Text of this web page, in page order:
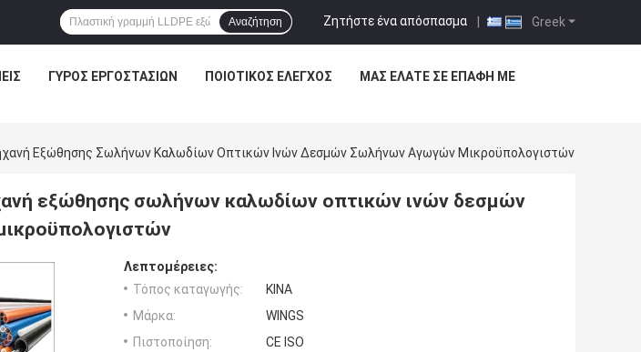
Greek
Ζητήστε ένα απόσπασμα |
Αναζήτηση
ΓΎΡΟΣ ΕΡΓΟΣΤΑΣΊΩΝ ΠΟΙΟΤΙΚΌΣ ΈΛΕΓΧΟΣ ΜΑΣ ΕΛΆΤΕ ΣΕ ΕΠΑΦΉ ΜΕ
Εξώθησης Σωλήνων Καλωδίων Οπτικών Ινών Δεσμών Σωλήνων Αγωγών Μικροϋπολογιστών
εξώθησης σωλήνων καλωδίων οπτικών ινών δεσμών
Λεπτομέρειες:
Τόπος καταγωγής:
ΚΙΝΑ
Μάρκα:
WINGS
Πιστοποίηση:
CE ISO